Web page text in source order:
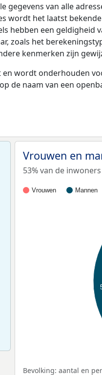
van alle
wordt het laatst
een geldigheid
zoals het
kenmerken zijn
wordt onderhouden
de naam van een
Vrouwen en
53% van de
Vrouwen Mannen
Bevolking: aantal en